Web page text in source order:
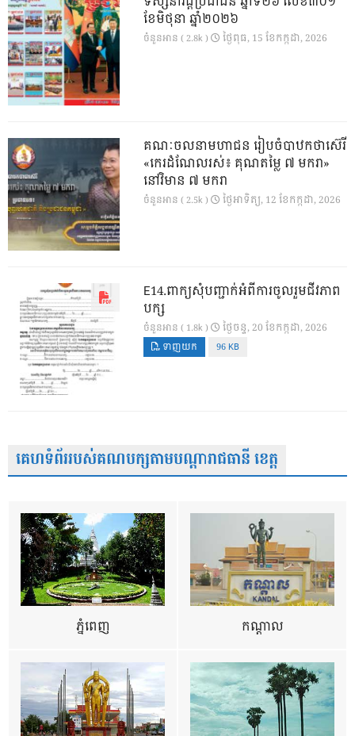
ខែមិថុនា ឆ្នាំ២០២៦
ចំនួនអាន ( 2.8k ) ថ្ងៃ​ពុធ, 15 ខែ​កក្កដា, 2026
គណៈចលនាមហាជន រៀបចំបាឋកថាស៊េរី
«កេរដំណែលរស់៖ គុណតម្លៃ ៧ មករា»
នៅវិមាន ៧ មករា
ចំនួនអាន ( 2.5k ) ថ្ងៃ​អាទិត្យ, 12 ខែ​កក្កដា, 2026
E14.ពាក្យសុំបញ្ជាក់អំពីការចូលរួមជីវភាព
បក្ស
ចំនួនអាន ( 1.8k ) ថ្ងៃ​ចន្ទ, 20 ខែ​កក្កដា, 2026
ទាញយក 96 KB
គេហទំព័ររបស់គណបក្សតាមបណ្តារាជធានី ខេត្ត
ភ្នំពេញ កណ្តាល